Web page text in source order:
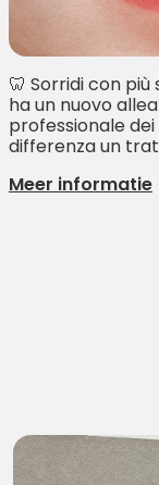
🦷 Sorridi con
ha un nuovo
professionale
differenza un
Meer informatie